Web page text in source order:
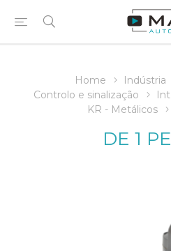
Home Indústria
Controlo e sinalização
KR - Metálicos
DE 1